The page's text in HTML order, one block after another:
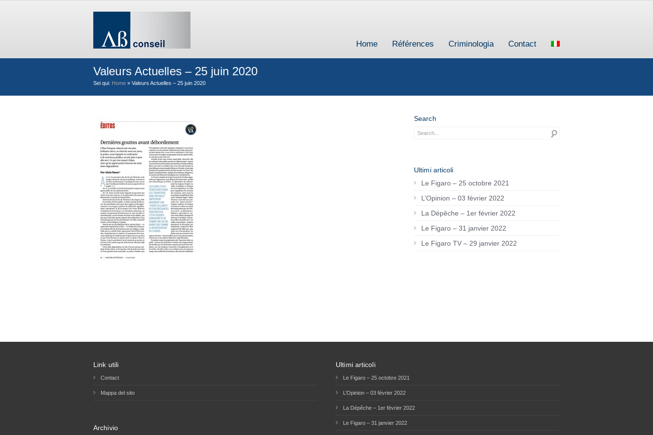
Home Références Criminologia Contact
Valeurs Actuelles – 25 juin 2020
Sei qui: Home » Valeurs Actuelles – 25 juin 2020
Search
Ultimi articoli
Le Figaro – 25 octobre 2021
L’Opinion – 03 février 2022
La Dépêche – 1er février 2022
Le Figaro – 31 janvier 2022
Le Figaro TV – 29 janvier 2022
Link utili
Contact
Mappa del sito
Archivio
Ultimi articoli
Le Figaro – 25 octobre 2021
L’Opinion – 03 février 2022
La Dépêche – 1er février 2022
Le Figaro – 31 janvier 2022